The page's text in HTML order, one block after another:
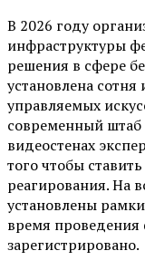
В 2026 году
инфраструктуры
решения в сфере
установлена
управляемых
современный штаб
видеостенах
того чтобы
реагирования. На
установлены
время проведения
зарегистрировано.